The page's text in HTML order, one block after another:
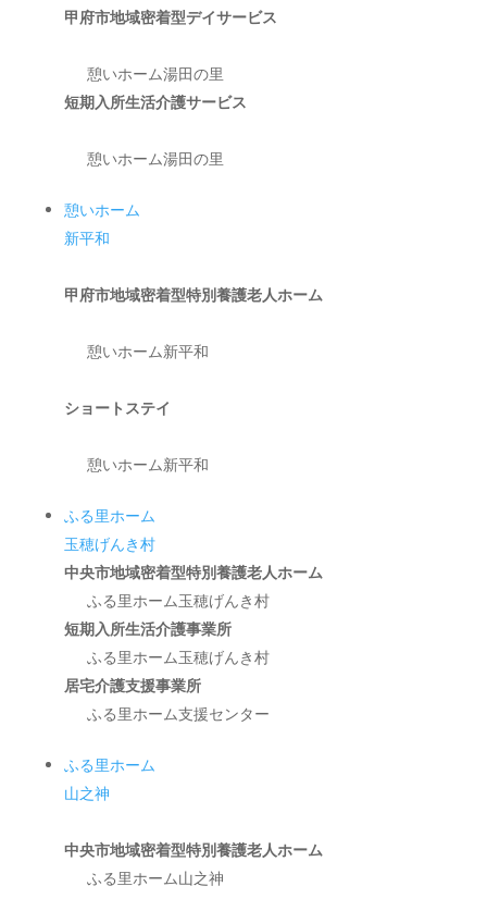
甲府市地域密着型デイサービス
憩いホーム湯田の里
短期入所生活介護サービス
憩いホーム湯田の里
憩いホーム
新平和
甲府市地域密着型特別養護老人ホーム
憩いホーム新平和
ショートステイ
憩いホーム新平和
ふる里ホーム
玉穂げんき村
中央市地域密着型特別養護老人ホーム
ふる里ホーム玉穂げんき村
短期入所生活介護事業所
ふる里ホーム玉穂げんき村
居宅介護支援事業所
ふる里ホーム支援センター
ふる里ホーム
山之神
中央市地域密着型特別養護老人ホーム
ふる里ホーム山之神